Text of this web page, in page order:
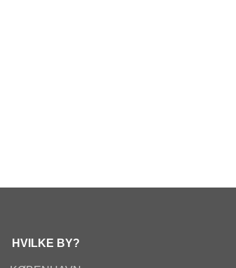
HVILKE BY?